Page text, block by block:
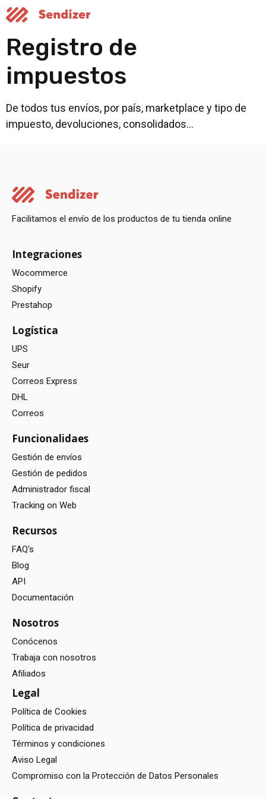
Registro de
impuestos
De todos tus envíos, por país, marketplace y tipo de
impuesto, devoluciones, consolidados…
Facilitamos el envío de los productos de tu tienda online
Integraciones
Wocommerce
Shopify
Prestahop
Logística
UPS
Seur
Correos Express
DHL
Correos
Funcionalidaes
Gestión de envíos
Gestión de pedidos
Administrador fiscal
Tracking on Web
Recursos
FAQ's
Blog
API
Documentación
Nosotros
Conócenos
Trabaja con nosotros
Afiliados
Legal
Política de Cookies
Política de privacidad
Términos y condiciones
Aviso Legal
Compromiso con la Protección de Datos Personales